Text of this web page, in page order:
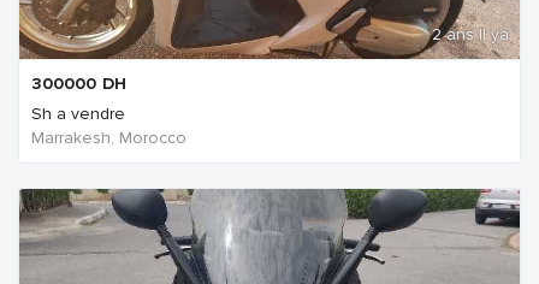
2 ans Il ya
300000 DH
Sh a vendre
Marrakesh, Morocco